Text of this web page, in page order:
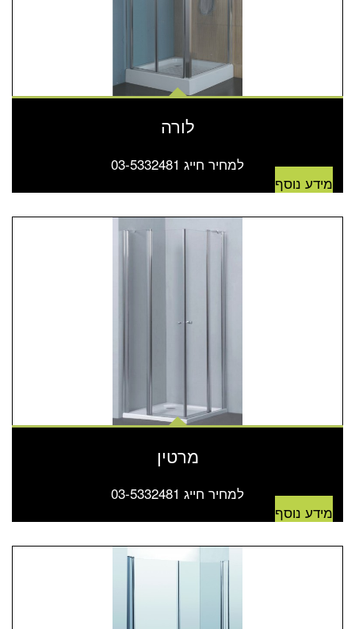
לורה
למחיר חייג 03-5332481
מידע נוסף
מרטין
למחיר חייג 03-5332481
מידע נוסף